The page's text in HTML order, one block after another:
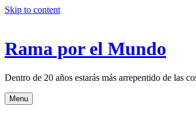
Skip to content
Rama por el Mundo
Dentro de 20 años estarás más arrepentido de las
Menu